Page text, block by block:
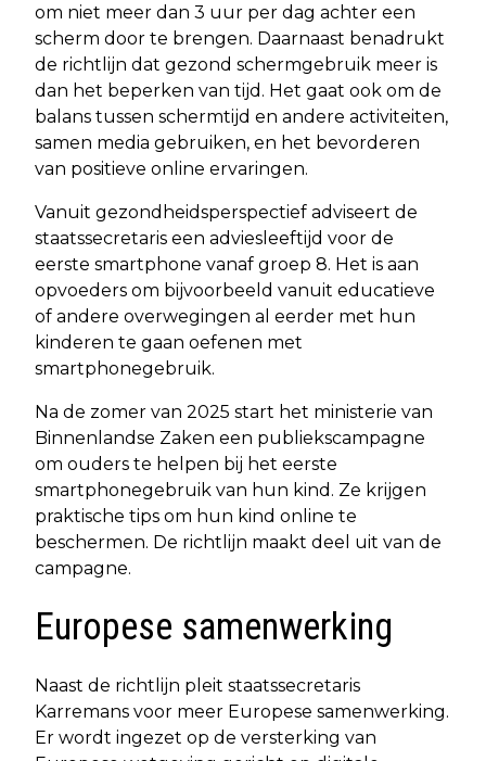
om niet meer dan 3 uur per dag achter een
scherm door te brengen. Daarnaast benadrukt
de richtlijn dat gezond schermgebruik meer is
dan het beperken van tijd. Het gaat ook om de
balans tussen schermtijd en andere activiteiten,
samen media gebruiken, en het bevorderen
van positieve online ervaringen.
Vanuit gezondheidsperspectief adviseert de
staatssecretaris een adviesleeftijd voor de
eerste smartphone vanaf groep 8. Het is aan
opvoeders om bijvoorbeeld vanuit educatieve
of andere overwegingen al eerder met hun
kinderen te gaan oefenen met
smartphonegebruik.
Na de zomer van 2025 start het ministerie van
Binnenlandse Zaken een publiekscampagne
om ouders te helpen bij het eerste
smartphonegebruik van hun kind. Ze krijgen
praktische tips om hun kind online te
beschermen. De richtlijn maakt deel uit van de
campagne.
Europese samenwerking
Naast de richtlijn pleit staatssecretaris
Karremans voor meer Europese samenwerking.
Er wordt ingezet op de versterking van